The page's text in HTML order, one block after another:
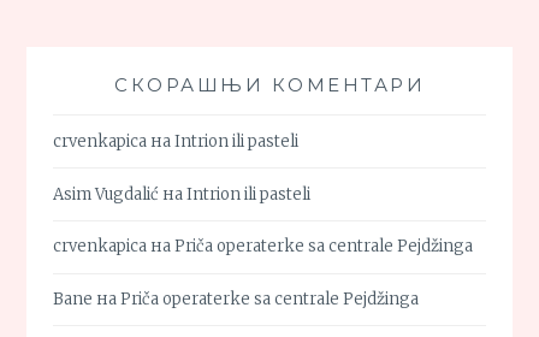
СКОРАШЊИ КОМЕНТАРИ
crvenkapica наIntrion ili pasteli
Asim Vugdalić наIntrion ili pasteli
crvenkapica наPriča operaterke sa centrale Pejdžinga
Bane наPriča operaterke sa centrale Pejdžinga